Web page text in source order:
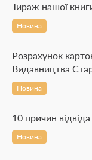
Тираж нашої
Новина
Розрахунок
Видавництва
Новина
10 причин
Новина